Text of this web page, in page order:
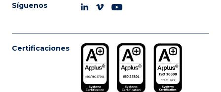
Síguenos
Certificaciones